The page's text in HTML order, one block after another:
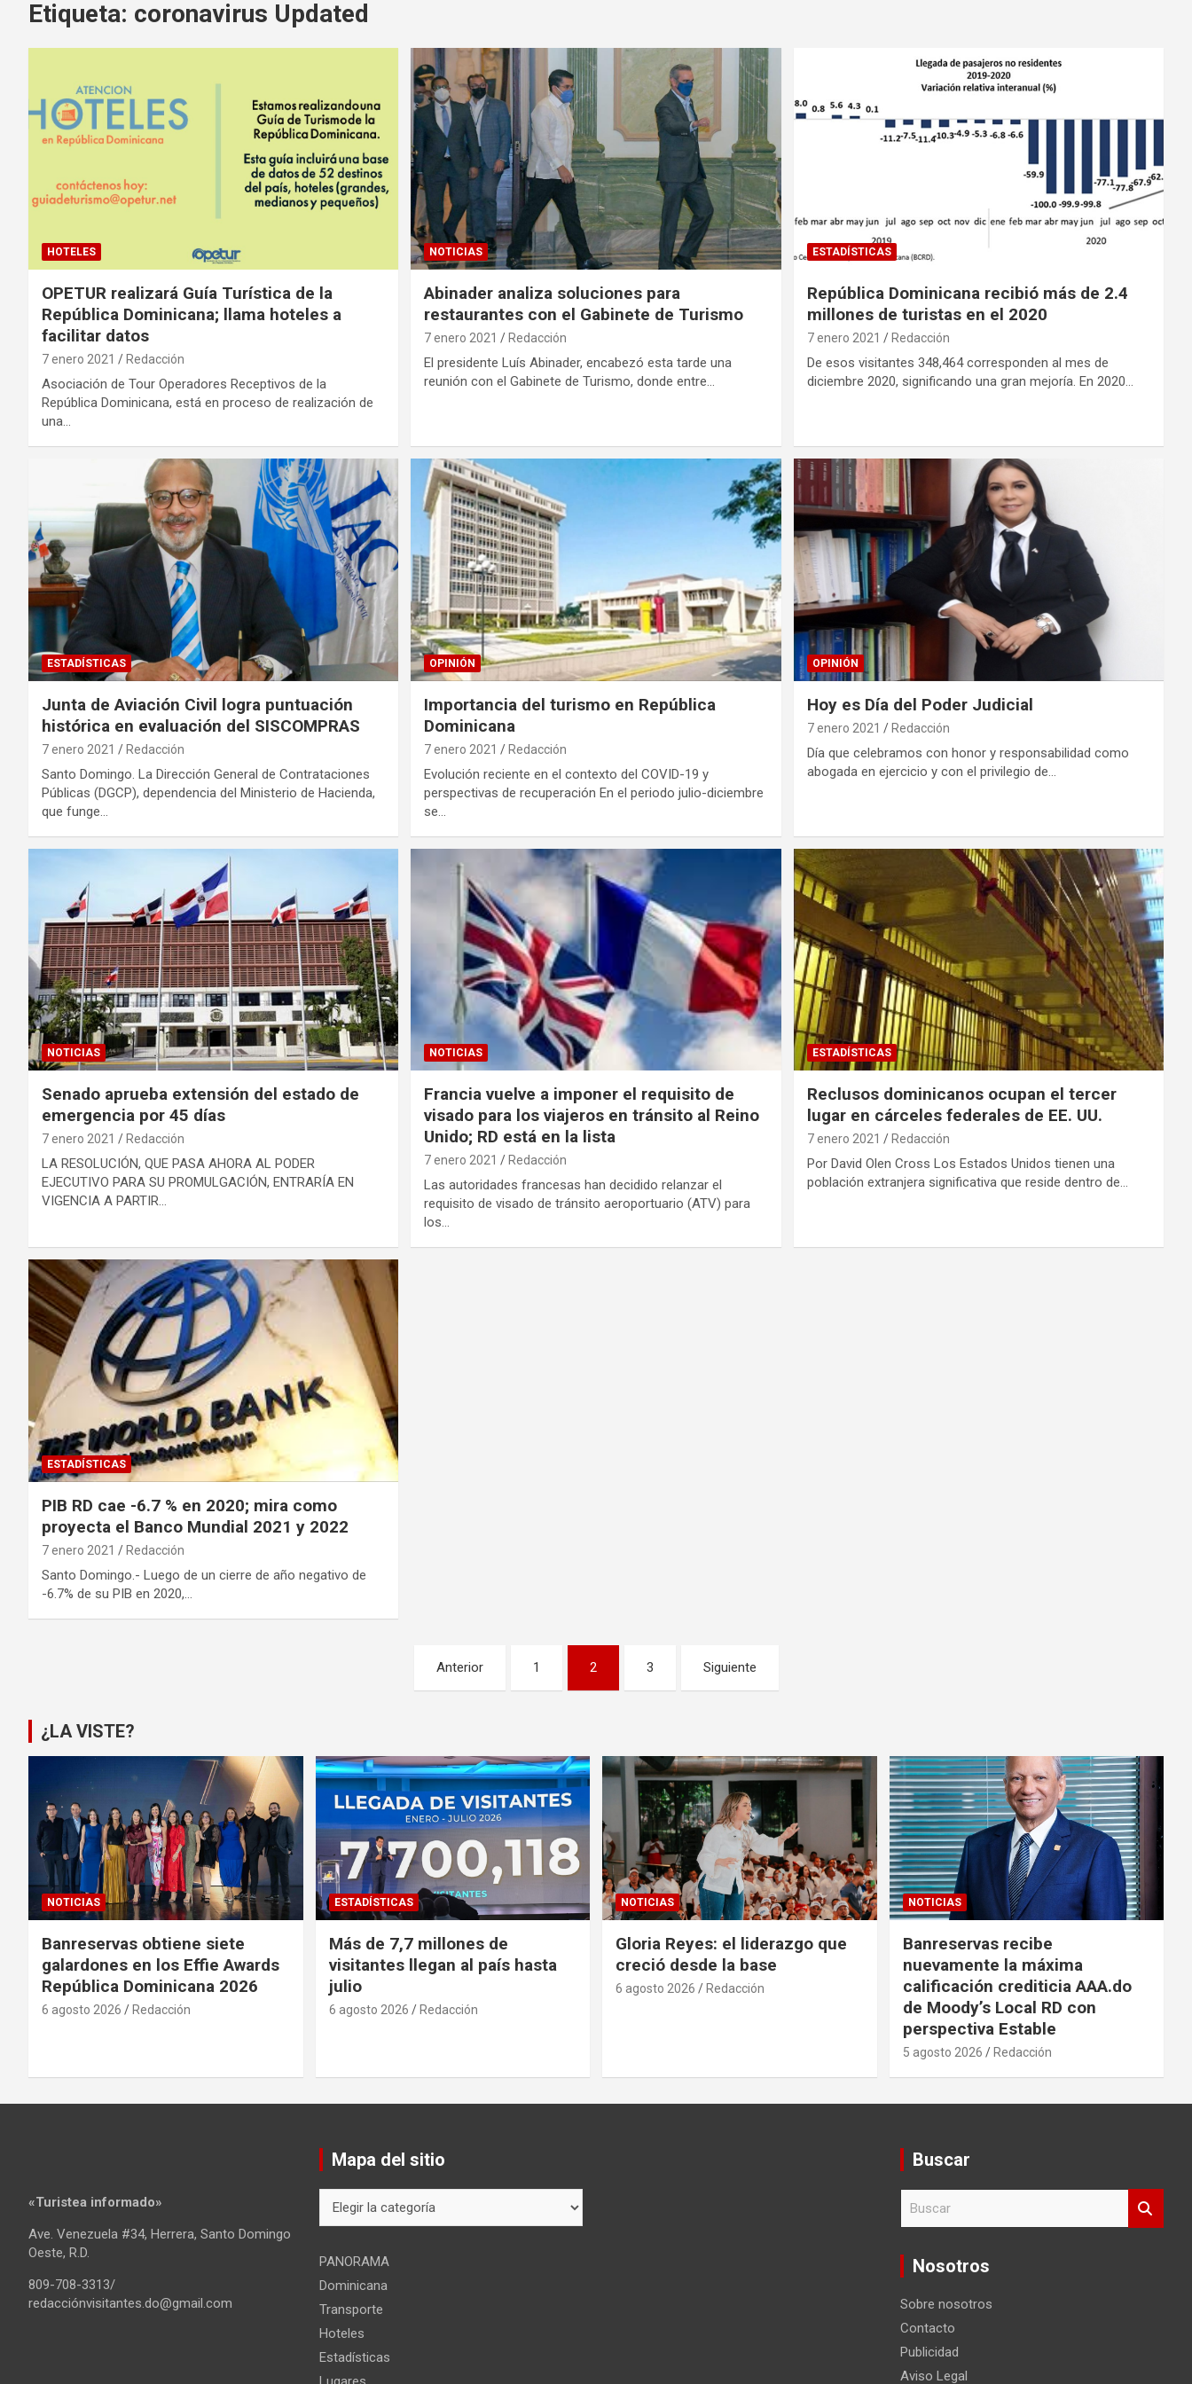
Etiqueta: coronavirus Updated
HOTELES
OPETUR realizará Guía Turística de la
República Dominicana; llama hoteles a
facilitar datos
7 enero 2021 Redacción
Asociación de Tour Operadores Receptivos de la
República Dominicana, está en proceso de realización de
una…
NOTICIAS
Abinader analiza soluciones para
restaurantes con el Gabinete de Turismo
7 enero 2021 Redacción
El presidente Luís Abinader, encabezó esta tarde una
reunión con el Gabinete de Turismo, donde entre…
ESTADÍSTICAS
República Dominicana recibió más de 2.4
millones de turistas en el 2020
7 enero 2021 Redacción
De esos visitantes 348,464 corresponden al mes de
diciembre 2020, significando una gran mejoría. En 2020…
ESTADÍSTICAS
Junta de Aviación Civil logra puntuación
histórica en evaluación del SISCOMPRAS
7 enero 2021 Redacción
Santo Domingo. La Dirección General de Contrataciones
Públicas (DGCP), dependencia del Ministerio de Hacienda,
que funge…
OPINIÓN
Importancia del turismo en República
Dominicana
7 enero 2021 Redacción
Evolución reciente en el contexto del COVID-19 y
perspectivas de recuperación En el periodo julio-diciembre
se…
OPINIÓN
Hoy es Día del Poder Judicial
7 enero 2021 Redacción
Día que celebramos con honor y responsabilidad como
abogada en ejercicio y con el privilegio de…
NOTICIAS
Senado aprueba extensión del estado de
emergencia por 45 días
7 enero 2021 Redacción
LA RESOLUCIÓN, QUE PASA AHORA AL PODER
EJECUTIVO PARA SU PROMULGACIÓN, ENTRARÍA EN
VIGENCIA A PARTIR…
NOTICIAS
Francia vuelve a imponer el requisito de
visado para los viajeros en tránsito al Reino
Unido; RD está en la lista
7 enero 2021 Redacción
Las autoridades francesas han decidido relanzar el
requisito de visado de tránsito aeroportuario (ATV) para
los…
ESTADÍSTICAS
Reclusos dominicanos ocupan el tercer
lugar en cárceles federales de EE. UU.
7 enero 2021 Redacción
Por David Olen Cross Los Estados Unidos tienen una
población extranjera significativa que reside dentro de…
ESTADÍSTICAS
PIB RD cae -6.7 % en 2020; mira como
proyecta el Banco Mundial 2021 y 2022
7 enero 2021 Redacción
Santo Domingo.- Luego de un cierre de año negativo de
-6.7% de su PIB en 2020,…
entradas
Anterior 1 2 3 Siguiente
¿LA VISTE?
NOTICIAS
Banreservas obtiene siete
galardones en los Effie Awards
República Dominicana 2026
6 agosto 2026 Redacción
ESTADÍSTICAS
Más de 7,7 millones de
visitantes llegan al país hasta
julio
6 agosto 2026 Redacción
NOTICIAS
Gloria Reyes: el liderazgo que
creció desde la base
6 agosto 2026 Redacción
NOTICIAS
Banreservas recibe
nuevamente la máxima
calificación crediticia AAA.do
de Moody’s Local RD con
perspectiva Estable
5 agosto 2026 Redacción
«Turistea informado»
Ave. Venezuela #34, Herrera, Santo Domingo
Oeste, R.D.
809-708-3313/
redacciónvisitantes.do@gmail.com
Mapa del sitio
del
PANORAMA
Dominicana
Transporte
Hoteles
Estadísticas
Buscar
c
Nosotros
Sobre nosotros
Contacto
Publicidad
Aviso Legal